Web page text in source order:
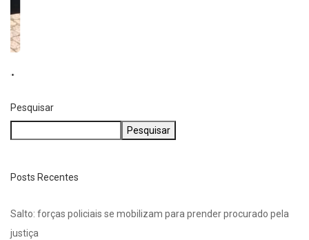
Pesquisar
Pesquisar
Posts Recentes
Salto: forças policiais se mobilizam para prender procurado pela
justiça